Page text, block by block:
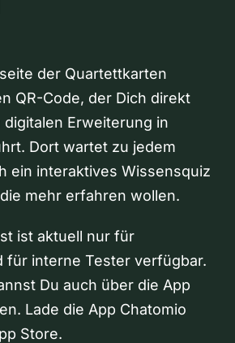
der Quartettkarten
QR-Code, der Dich direkt
Erweiterung in
Dort wartet zu jedem
ein interaktives Wissensquiz
mehr erfahren wollen.
ist aktuell nur für
für interne Tester verfügbar.
Du auch über die App
Lade die App Chatomio
Store.